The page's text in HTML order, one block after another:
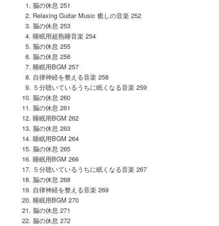
脳の休息 251
Relaxing Guitar Music 癒しの音楽 252
脳の休息 253
睡眠用超熟睡音楽 254
脳の休息 255
脳の休息 256
睡眠用BGM 257
自律神経を整える音楽 258
５分聴いているうちに眠くなる音楽 259
脳の休息 260
脳の休息 261
睡眠用BGM 262
脳の休息 263
睡眠用BGM 264
脳の休息 265
睡眠用BGM 266
５分聴いているうちに眠くなる音楽 267
脳の休息 268
自律神経を整える音楽 269
睡眠用BGM 270
脳の休息 271
脳の休息 272